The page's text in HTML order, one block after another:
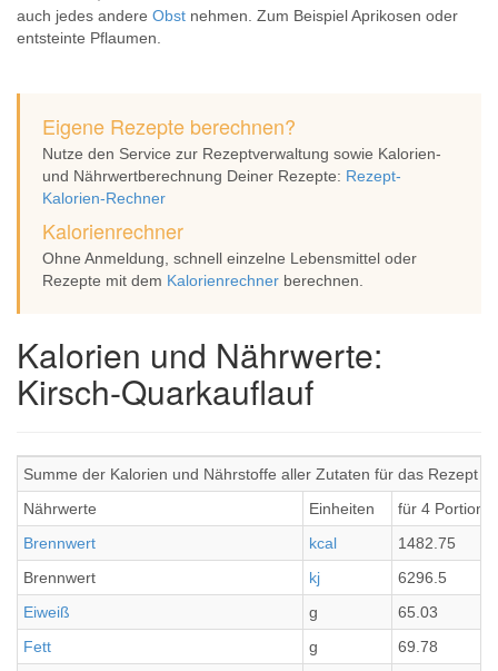
auch jedes andere Obst nehmen. Zum Beispiel Aprikosen oder
entsteinte Pflaumen.
Eigene Rezepte berechnen?
Nutze den Service zur Rezeptverwaltung sowie Kalorien-
und Nährwertberechnung Deiner Rezepte: Rezept-
Kalorien-Rechner
Kalorienrechner
Ohne Anmeldung, schnell einzelne Lebensmittel oder
Rezepte mit dem Kalorienrechner berechnen.
Kalorien und Nährwerte:
Kirsch-Quarkauflauf
Summe der Kalorien und Nährstoffe aller Zutaten für das Rezept
Nährwerte
Einheiten
für 4
Brennwert
kcal
1482.75
Brennwert
kj
6296.5
Eiweiß
g
65.03
Fett
g
69.78